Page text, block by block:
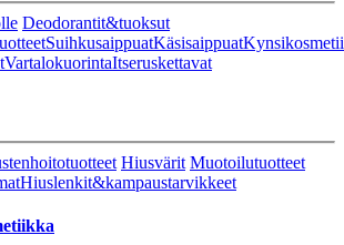
Deodorantit&tuoksut
SuihkusaippuatKäsisaippuat
VartalokuorintaItseruskettavat
Hiusvärit Muotoilutuotteet
Hiuslenkit&kampaustarvikkeet